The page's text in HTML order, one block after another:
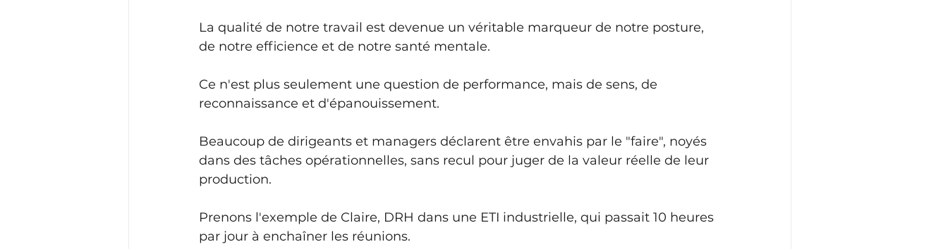
La qualité de notre travail est devenue un véritable marqueur de notre posture,
de notre efficience et de notre santé mentale.
Ce n'est plus seulement une question de performance, mais de sens, de
reconnaissance et d'épanouissement.
Beaucoup de dirigeants et managers déclarent être envahis par le "faire", noyés
dans des tâches opérationnelles, sans recul pour juger de la valeur réelle de leur
production.
Prenons l'exemple de Claire, DRH dans une ETI industrielle, qui passait 10 heures
par jour à enchaîner les réunions.